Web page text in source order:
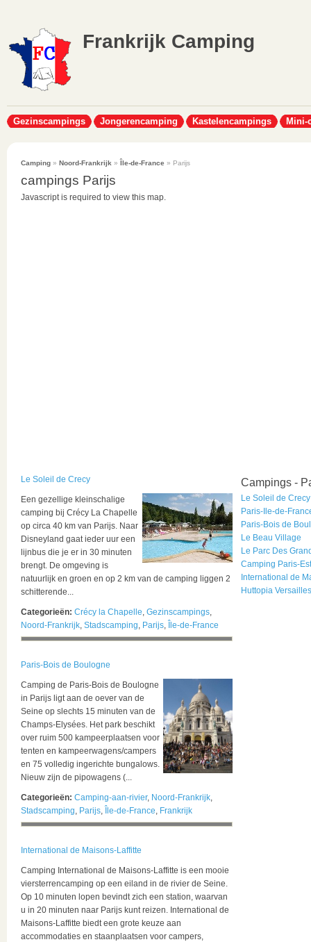
Frankrijk Camping
Gezinscampings Jongerencamping Kastelencampings Mini-
Camping » Noord-Frankrijk » Île-de-France » Parijs
campings Parijs
Javascript is required to view this map.
Le Soleil de Crecy
Een gezellige kleinschalige
camping bij Crécy La Chapelle
op circa 40 km van Parijs. Naar
Disneyland gaat ieder uur een
lijnbus die je er in 30 minuten
brengt. De omgeving is
natuurlijk en groen en op 2 km van de camping liggen 2
schitterende...
Categorieën: Crécy la Chapelle, Gezinscampings,
Noord-Frankrijk, Stadscamping, Parijs, Île-de-France
Paris-Bois de Boulogne
Camping de Paris-Bois de Boulogne
in Parijs ligt aan de oever van de
Seine op slechts 15 minuten van de
Champs-Elysées. Het park beschikt
over ruim 500 kampeerplaatsen voor
tenten en kampeerwagens/campers
en 75 volledig ingerichte bungalows.
Nieuw zijn de pipowagens (...
Categorieën: Camping-aan-rivier, Noord-Frankrijk,
Stadscamping, Parijs, Île-de-France, Frankrijk
International de Maisons-Laffitte
Camping International de Maisons-Laffitte is een mooie
viersterrencamping op een eiland in de rivier de Seine.
Op 10 minuten lopen bevindt zich een station, waarvan
u in 20 minuten naar Parijs kunt reizen. International de
Maisons-Laffitte biedt een grote keuze aan
accommodaties en staanplaatsen voor campers,
Campings -
Le Soleil de Crecy
Paris-Ile-de-
Paris-Bois de
Le Beau Village
Le Parc Des
Camping Paris-
International de
Huttopia Versailles